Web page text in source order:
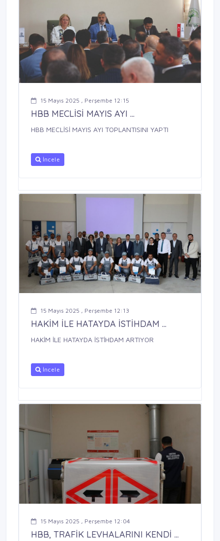
15 Mayıs 2025 , Perşembe 12:15
HBB MECLİSİ MAYIS AYI ...
HBB MECLİSİ MAYIS AYI TOPLANTISINI YAPTI
İncele
15 Mayıs 2025 , Perşembe 12:13
HAKİM İLE HATAYDA İSTİHDAM ...
HAKİM İLE HATAYDA İSTİHDAM ARTIYOR
İncele
15 Mayıs 2025 , Perşembe 12:04
HBB, TRAFİK LEVHALARINI KENDİ ...